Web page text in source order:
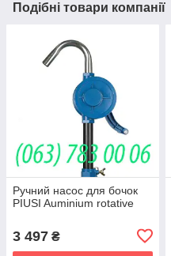
Подібні товари компанії
Ручний насос для бочок
PIUSI Auminium rotative
3 497 ₴